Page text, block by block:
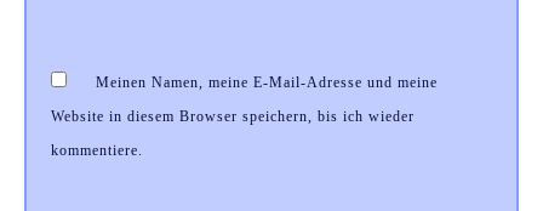
Meinen Namen, meine E-Mail-Adresse und meine
Website in diesem Browser speichern, bis ich wieder
kommentiere.